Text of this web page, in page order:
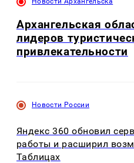
Архангельская
лидеров
привлекательности
Новости России
Яндекс 360 обновил
работы и расширил
Таблицах